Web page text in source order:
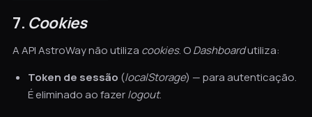
7. Cookies
A API AstroWay não utiliza cookies. ODashboardutiliza:
Token de sessão (localStorage) — para autenticação.
É eliminado ao fazerlogout.